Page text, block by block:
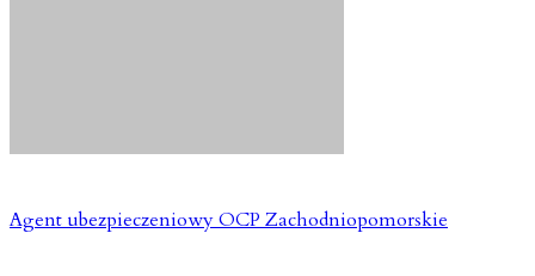
Agent ubezpieczeniowy OCP Zachodniopomorskie